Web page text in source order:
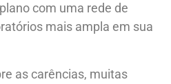
com uma rede de
mais ampla em sua
as carências, muitas